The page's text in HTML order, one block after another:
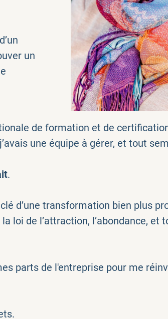
un
de formation et de
une équipe à gérer, et tout
.
d’une transformation bien plus
loi de l’attraction, l’abondance,
parts de l'entreprise pour me